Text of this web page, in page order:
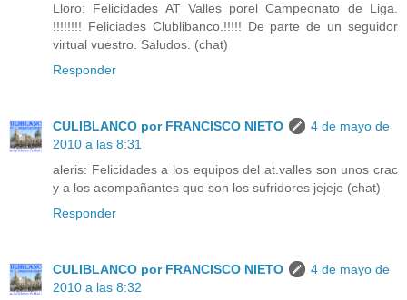
Lloro: Felicidades AT Valles porel Campeonato de Liga.
!!!!!!!! Feliciades Clublibanco.!!!!! De parte de un seguidor
virtual vuestro. Saludos. (chat)
Responder
CULIBLANCO por FRANCISCO NIETO
4 de mayo de
2010 a las 8:31
aleris: Felicidades a los equipos del at.valles son unos crac
y a los acompañantes que son los sufridores jejeje (chat)
Responder
CULIBLANCO por FRANCISCO NIETO
4 de mayo de
2010 a las 8:32